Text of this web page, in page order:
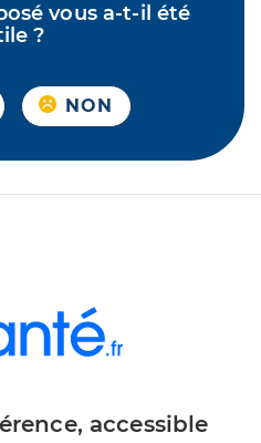
vous a-t-il été
?
NON
accessible